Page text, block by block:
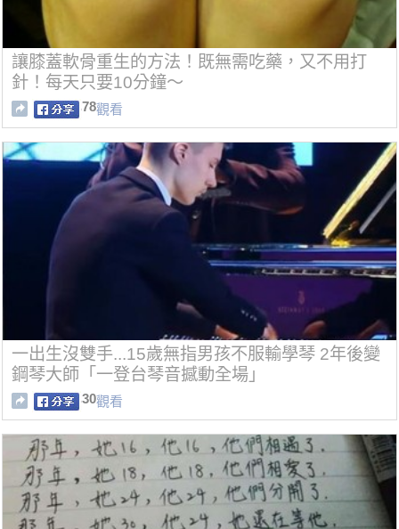
讓膝蓋軟骨重生的方法！既無需吃藥，又不用打
針！每天只要10分鐘～
78觀看
一出生沒雙手...15歲無指男孩不服輸學琴 2年後變
鋼琴大師「一登台琴音撼動全場」
30觀看